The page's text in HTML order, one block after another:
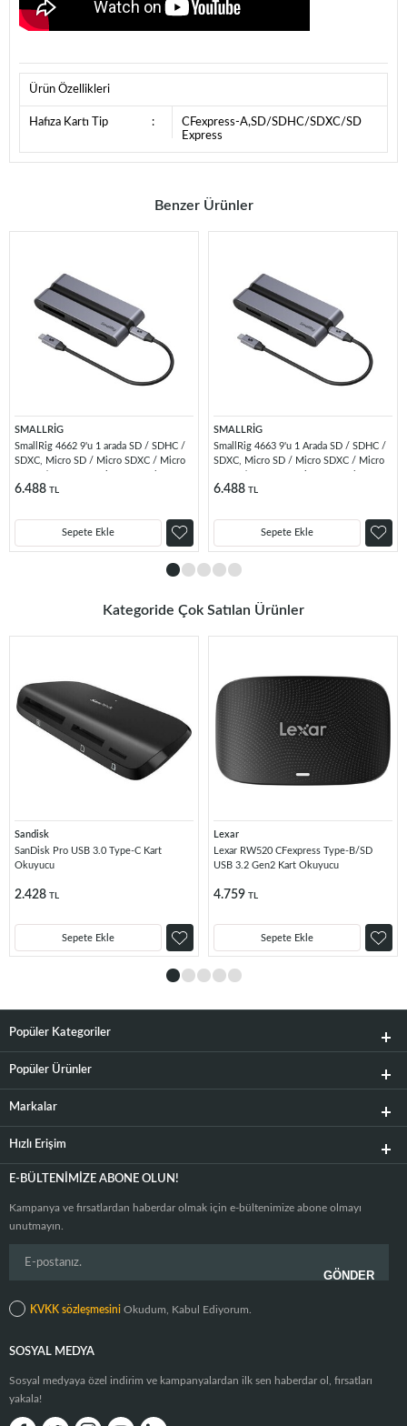
Ürün Özellikleri
Hafıza Kartı Tip :
CFexpress-A,SD/SDHC/SDXC/SD
Express
Benzer Ürünler
SMALLRİG
SmallRig 4662 9'u 1 arada SD / SDHC /
SDXC, Micro SD / Micro SDXC / Micro
6.488 TL
Sepete Ekle
SMALLRİG
SmallRig 4663 9'u 1 Arada SD / SDHC /
SDXC, Micro SD / Micro SDXC / Micro
6.488 TL
Sepete Ekle
Kategoride Çok Satılan Ürünler
Sandisk
SanDisk Pro USB 3.0 Type-C Kart
Okuyucu
2.428 TL
Sepete Ekle
Lexar
Lexar RW520 CFexpress Type-B/SD
USB 3.2 Gen2 Kart Okuyucu
4.759 TL
Sepete Ekle
Popüler Kategoriler
Popüler Ürünler
Markalar
Hızlı Erişim
E-BÜLTENIMIZE ABONE OLUN!
Kampanya ve fırsatlardan haberdar olmak için e-bültenimize abone olmayı
unutmayın.
KVKK sözleşmesini Okudum, Kabul Ediyorum.
SOSYAL MEDYA
Sosyal medyaya özel indirim ve kampanyalardan ilk sen haberdar ol, fırsatları
yakala!